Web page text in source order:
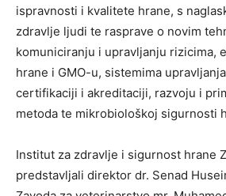
ispravnosti i kvalitete hrane, s
zdravlje ljudi te rasprave o novim
komuniciranju i upravljanju rizicima,
hrane i GMO-u, sistemima
certifikaciji i akreditaciji, razvoju i
metoda te mikrobiološkoj sigurnosti
Institut za zdravlje i sigurnost hrane
predstavljali direktor dr. Senad